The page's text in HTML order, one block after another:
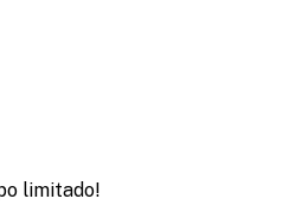
limitado!